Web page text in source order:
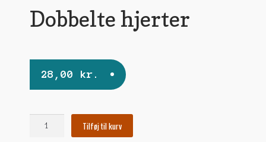
Dobbelte hjerter
28,00 kr.
Tilføj til kurv